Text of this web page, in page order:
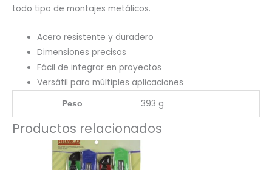
todo tipo de montajes metálicos.
Acero resistente y duradero
Dimensiones precisas
Fácil de integrar en proyectos
Versátil para múltiples aplicaciones
Peso 393 g
Productos relacionados